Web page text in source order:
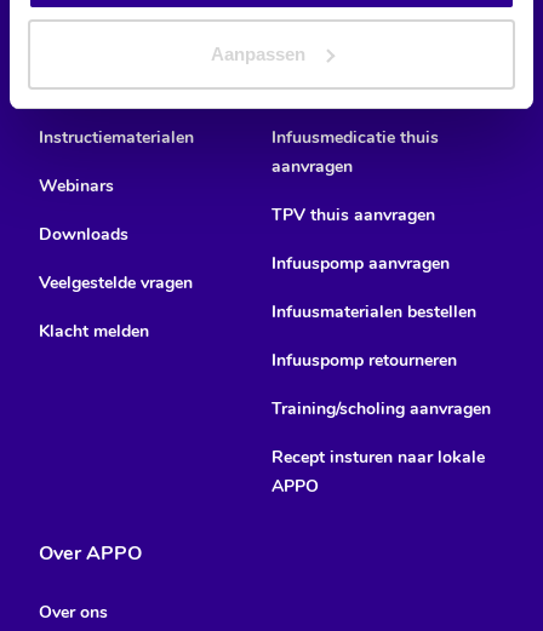
Aanpassen
Instructiematerialen
Webinars
Downloads
Veelgestelde vragen
Klacht melden
Infuusmedicatie thuis
aanvragen
TPV thuis aanvragen
Infuuspomp aanvragen
Infuusmaterialen bestellen
Infuuspomp retourneren
Training/scholing aanvragen
Recept insturen naar lokale
APPO
Over APPO
Over ons